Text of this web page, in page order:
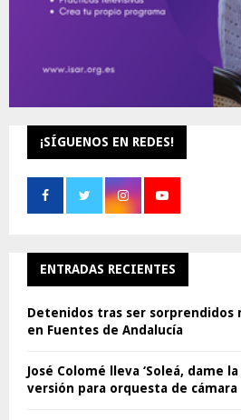
¡SÍGUENOS EN REDES!
ENTRADAS RECIENTES
Detenidos tras ser sorprendidos
en Fuentes de Andalucía
José Colomé lleva ‘Soleá, dame
versión para orquesta de cámara